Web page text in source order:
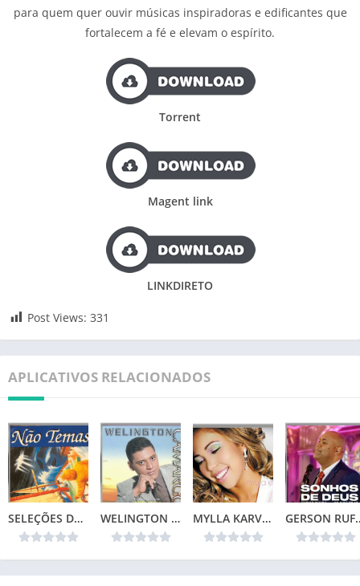
para quem quer ouvir músicas inspiradoras e edificantes que
fortalecem a fé e elevam o espírito.
Torrent
Magent link
LINKDIRETO
Post Views: 331
APLICATIVOS RELACIONADOS
SELEÇÕES DA COLEÇÃO CANÇÕES DE VIDA – NÃO TEMAS (1996)📌 WELINGTON CAMARGO (1999) MYLLA KARVALHO – MINHA VIDA GERSON